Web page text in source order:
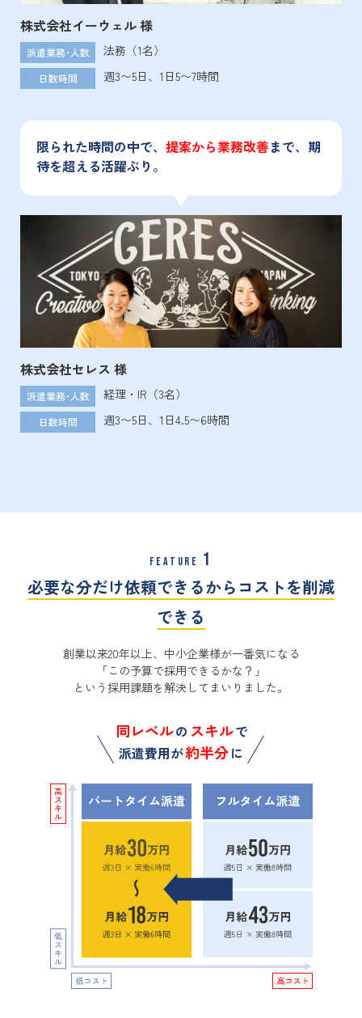
株式会社イーウェル 様
派遣業務･人数 法務（1名）
日数時間 週3〜5日、1日5〜7時間
限られた時間の中で、 提案から業務改善まで、期
待を超える活躍ぶり。
株式会社セレス 様
派遣業務･人数 経理・IR（3名）
日数時間 週3〜5日、1日4.5〜6時間
FEATURE 1
必要な分だけ依頼できるからコストを削減
できる
創業以来20年以上、中小企業様が一番気になる
「この予算で採用できるかな？」
という採用課題を解決してまいりました。
同レベルの スキルで
派遣費用が約半分に